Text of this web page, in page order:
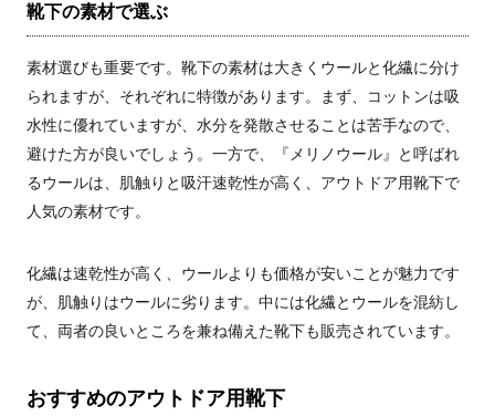
靴下の素材で選ぶ
素材選びも重要です。靴下の素材は大きくウールと化繊に分け
られますが、それぞれに特徴があります。まず、コットンは吸
水性に優れていますが、水分を発散させることは苦手なので、
避けた方が良いでしょう。一方で、『メリノウール』と呼ばれ
るウールは、肌触りと吸汗速乾性が高く、アウトドア用靴下で
人気の素材です。
化繊は速乾性が高く、ウールよりも価格が安いことが魅力です
が、肌触りはウールに劣ります。中には化繊とウールを混紡し
て、両者の良いところを兼ね備えた靴下も販売されています。
おすすめのアウトドア用靴下